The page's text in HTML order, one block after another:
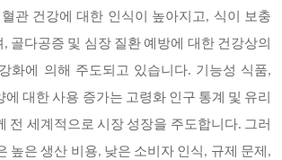
관 건강에 대한 인식이 높아지고, 식이 보충
골다공증 및 심장 질환 예방에 대한 건강상의
화에 의해 주도되고 있습니다. 기능성 식품,
에 대한 사용 증가는 고령화 인구 통계 및 유리
전 세계적으로 시장 성장을 주도합니다. 그러
높은 생산 비용, 낮은 소비자 인식, 규제 문제,